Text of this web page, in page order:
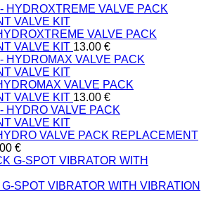
VALVE PACK
VALVE KIT 13.00 €
VALVE PACK
VALVE KIT 13.00 €
VALVE PACK REPLACEMENT
€
G-SPOT VIBRATOR WITH VIBRATION